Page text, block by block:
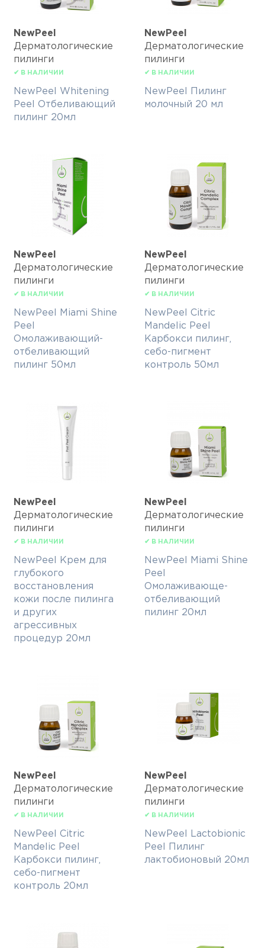
NewPeel
Дерматологические
пилинги
✔ В НАЛИЧИИ
NewPeel Whitening
Peel Отбеливающий
пилинг 20мл
NewPeel
Дерматологические
пилинги
✔ В НАЛИЧИИ
NewPeel Пилинг
молочный 20 мл
NewPeel
Дерматологические
пилинги
✔ В НАЛИЧИИ
NewPeel Miami Shine
Peel
Омолаживающий-
отбеливающий
пилинг 50мл
NewPeel
Дерматологические
пилинги
✔ В НАЛИЧИИ
NewPeel Citric
Mandelic Peel
Карбокси пилинг,
себо-пигмент
контроль 50мл
NewPeel
Дерматологические
пилинги
✔ В НАЛИЧИИ
NewPeel Крем для
глубокого
восстановления
кожи после пилинга
и других
агрессивных
процедур 20мл
NewPeel
Дерматологические
пилинги
✔ В НАЛИЧИИ
NewPeel Miami Shine
Peel
Омолаживающе-
отбеливающий
пилинг 20мл
NewPeel
Дерматологические
пилинги
✔ В НАЛИЧИИ
NewPeel Citric
Mandelic Peel
Карбокси пилинг,
себо-пигмент
контроль 20мл
NewPeel
Дерматологические
пилинги
✔ В НАЛИЧИИ
NewPeel Lactobionic
Peel Пилинг
лактобионовый 20мл